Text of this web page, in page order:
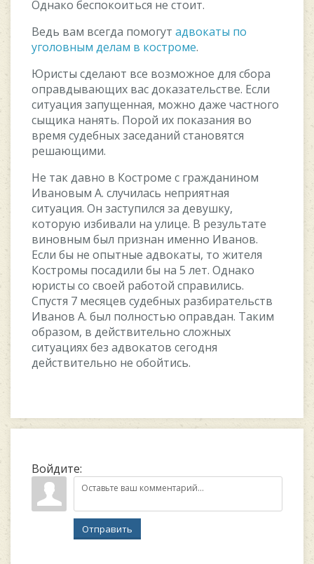
Однако беспокоиться не стоит.
Ведь вам всегда помогут адвокаты по
уголовным делам в костроме.
Юристы сделают все возможное для сбора
оправдывающих вас доказательстве. Если
ситуация запущенная, можно даже частного
сыщика нанять. Порой их показания во
время судебных заседаний становятся
решающими.
Не так давно в Костроме с гражданином
Ивановым А. случилась неприятная
ситуация. Он заступился за девушку,
которую избивали на улице. В результате
виновным был признан именно Иванов.
Если бы не опытные адвокаты, то жителя
Костромы посадили бы на 5 лет. Однако
юристы со своей работой справились.
Спустя 7 месяцев судебных разбирательств
Иванов А. был полностью оправдан. Таким
образом, в действительно сложных
ситуациях без адвокатов сегодня
действительно не обойтись.
Войдите:
Отправить